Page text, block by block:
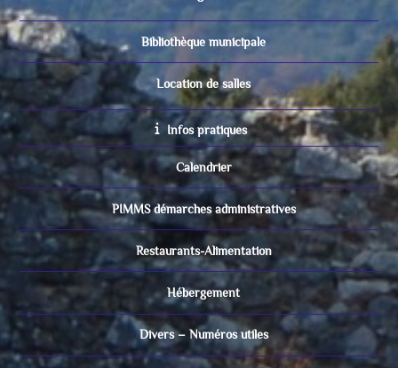
Bibliothèque municipale
Location de salles
Infos pratiques
Calendrier
PIMMS démarches administratives
Restaurants-Alimentation
Hébergement
Divers – Numéros utiles